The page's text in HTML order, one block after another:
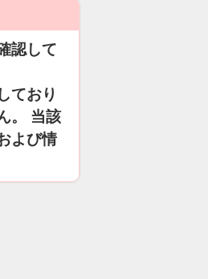
認して
ており
。 当該
よび情